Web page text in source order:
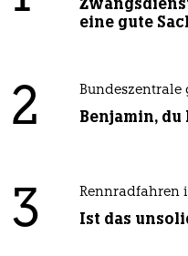
eine gute
2 Benjamin,
3 Rennradfahren
Ist das